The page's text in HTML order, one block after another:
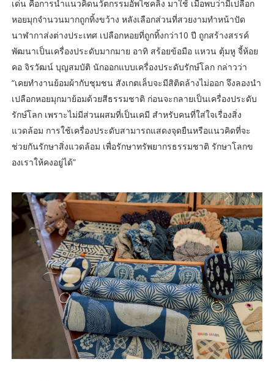
เด่น คือการนำแนวคิดนวัตกรรมอัพไซคลิ่ง มาใช้ เมื่อพบว่ามีเปลือก
หอยมุกจำนวนมากถูกทิ้งขว้าง หลังเลือกส่วนที่สวยงามทำหน้าปัด
นาฬากาส่งต่างประเทศ เปลือกหอยที่ถูกทิ้งกว่า10 ปี ถูกสร้างสรรค์
พัฒนาเป็นเครื่องประดับมากมาย อาทิ สร้อยข้อมือ แหวน ตุ้มหู จี้ห้อย
คอ จิรวัฒน์ บุญสมบัติ นักออกแบบเครื่องประดับรักษ์โลก กล่าวว่า
“เคยทำงานย้อมผ้ากับชุมชน สังเกตเล็บจะมีสิติดล้างไม่ออก จึงลองนำ
เปลือกหอยมุกมาย้อมด้วยสีธรรมชาติ ก่อนจะกลายเป็นเครื่องประดับ
รักษ์โลก เพราะไม่มีส่วนผสมที่เป็นเคมี สำหรับคนที่ใส่ใจเรื่องสิ่ง
แวดล้อม การใช้เครื่องประดับสามารถแสดงจุดยืนหรือแนวคิดที่จะ
ช่วยกันรักษาสิ่งแวดล้อม เพื่อรักษาทรัพยากรธรรมชาติ รักษาโลกข
องเราให้คงอยู่ได้”